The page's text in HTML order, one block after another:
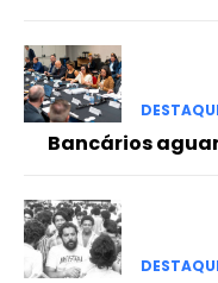
Bancários